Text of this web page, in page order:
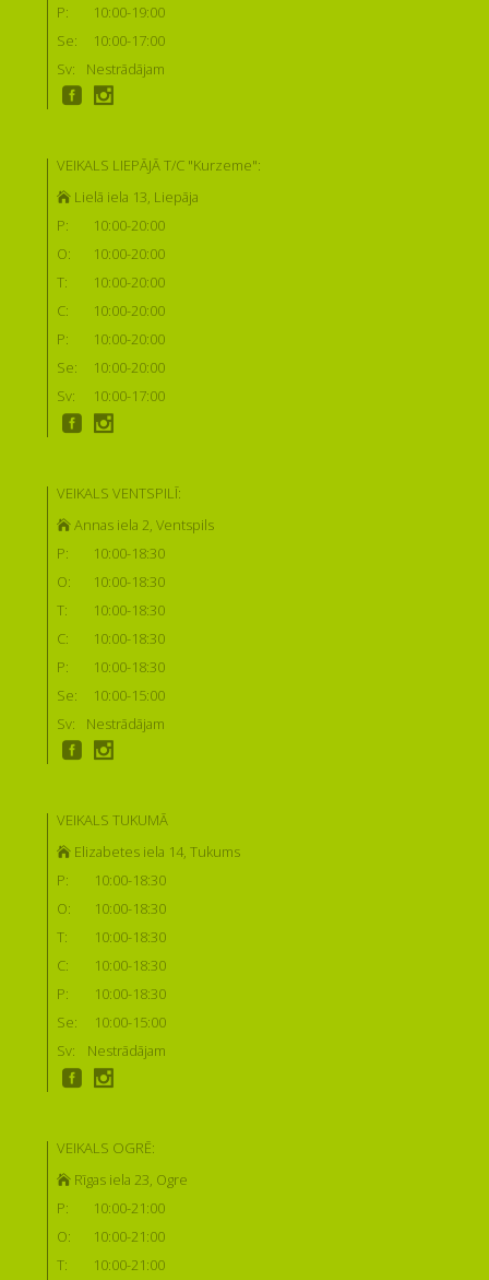
P:
10:00-19:00
Se:
10:00-17:00
Sv:
Nestrādājam
VEIKALS LIEPĀJĀ T/C "Kurzeme":
Lielā iela 13, Liepāja
P:
10:00-20:00
O:
10:00-20:00
T:
10:00-20:00
C:
10:00-20:00
P:
10:00-20:00
Se:
10:00-20:00
Sv:
10:00-17:00
VEIKALS VENTSPILĪ:
Annas iela 2, Ventspils
P:
10:00-18:30
O:
10:00-18:30
T:
10:00-18:30
C:
10:00-18:30
P:
10:00-18:30
Se:
10:00-15:00
Sv:
Nestrādājam
VEIKALS TUKUMĀ
Elizabetes iela 14, Tukums
P:
10:00-18:30
O:
10:00-18:30
T:
10:00-18:30
C:
10:00-18:30
P:
10:00-18:30
Se:
10:00-15:00
Sv:
Nestrādājam
VEIKALS OGRĒ:
Rīgas iela 23, Ogre
P:
10:00-21:00
O:
10:00-21:00
T:
10:00-21:00